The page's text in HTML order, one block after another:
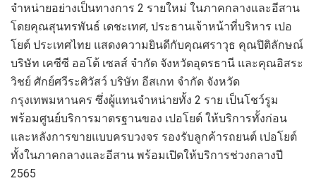
จำหน่ายอย่างเป็นทางการ 2 รายใหม่ ในภาคกลางและอีสาน
โดยคุณสุนทรพันธ์ เดชะเทศ, ประธานเจ้าหน้าที่บริหาร เปอ
โยต์ ประเทศไทย แสดงความยินดีกับคุณศราวุธ คุณปิติลักษณ์
บริษัท เคซีซี ออโต้ เซลส์ จำกัด จังหวัดอุดรธานี และคุณอิสระ
วิชย์ ศักย์ศวีระศิวัสว์ บริษัท อีสเกท จำกัด จังหวัด
กรุงเทพมหานคร ซึ่งผู้แทนจำหน่ายทั้ง 2 ราย เป็นโชว์รูม
พร้อมศูนย์บริการมาตรฐานของ เปอโยต์ ให้บริการทั้งก่อน
และหลังการขายแบบครบวงจร รองรับลูกค้ารถยนต์ เปอโยต์
ทั้งในภาคกลางและอีสาน พร้อมเปิดให้บริการช่วงกลางปี
2565